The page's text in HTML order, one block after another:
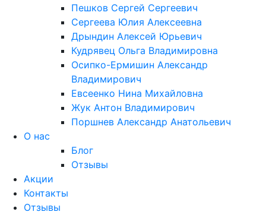
Пешков Сергей Сергеевич
Сергеева Юлия Алексеевна
Дрындин Алексей Юрьевич
Кудрявец Ольга Владимировна
Осипко-Ермишин Александр
Владимирович
Евсеенко Нина Михайловна
Жук Антон Владимирович
Поршнев Александр Анатольевич
О нас
Блог
Отзывы
Акции
Контакты
Отзывы